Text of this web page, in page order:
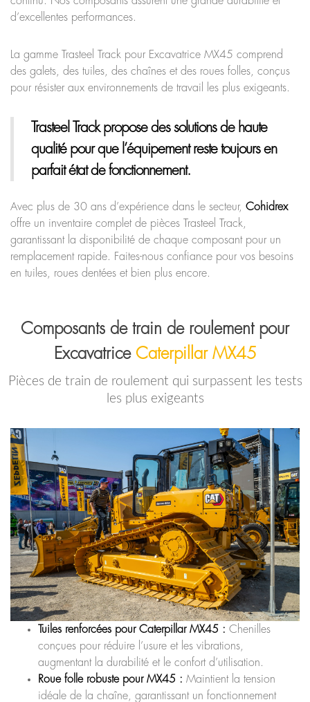
d’excellentes performances.
La gamme Trasteel Track pour Excavatrice MX45 comprend
des galets, des tuiles, des chaînes et des roues folles, conçus
pour résister aux environnements de travail les plus exigeants.
Trasteel Trackpropose des solutions de haute
qualité pour que l’équipement reste toujours en
parfait état de fonctionnement.
Avec plus de 30 ans d’expérience dans le secteur, Cohidrex
offre un inventaire complet de pièces Trasteel Track,
garantissant la disponibilité de chaque composant pour un
remplacement rapide. Faites-nous confiance pour vos besoins
en tuiles, roues dentées et bien plus encore.
Composants de train de roulement pour
Excavatrice Caterpillar MX45
Pièces de train de roulement qui surpassent les tests
les plus exigeants
Tuiles renforcées pour Caterpillar MX45 : Chenilles
conçues pour réduire l’usure et les vibrations,
augmentant la durabilité et le confort d’utilisation.
Roue folle robuste pour MX45 : Maintient la tension
idéale de la chaîne, garantissant un fonctionnement